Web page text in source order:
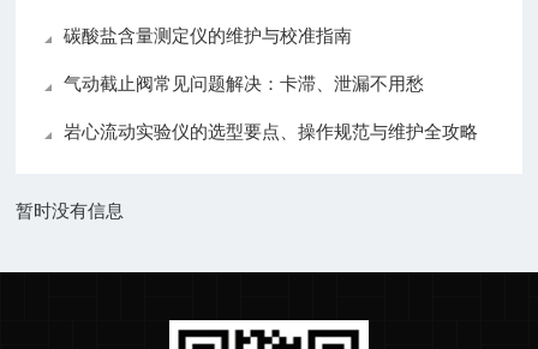
碳酸盐含量测定仪的维护与校准指南
气动截止阀常见问题解决：卡滞、泄漏不用愁
岩心流动实验仪的选型要点、操作规范与维护全攻略
暂时没有信息